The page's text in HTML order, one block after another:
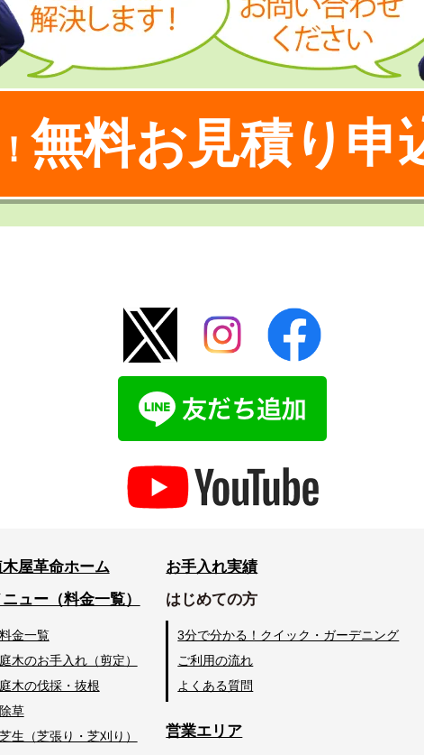
無料お見積り申
屋革命ホーム
ュー（料金一覧）
料金一覧
庭木のお手入れ（剪定）
庭木の伐採・抜根
除草
芝生（芝張り・芝刈り）
お手入れ実績
はじめての方
3分で分かる！クイック・ガーデニング
ご利用の流れ
よくある質問
営業エリア